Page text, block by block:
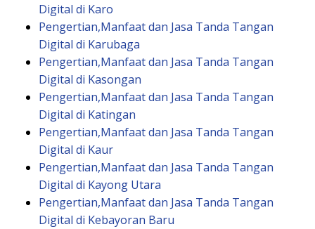
Digital di Karo
Pengertian,Manfaat dan Jasa Tanda Tangan
Digital di Karubaga
Pengertian,Manfaat dan Jasa Tanda Tangan
Digital di Kasongan
Pengertian,Manfaat dan Jasa Tanda Tangan
Digital di Katingan
Pengertian,Manfaat dan Jasa Tanda Tangan
Digital di Kaur
Pengertian,Manfaat dan Jasa Tanda Tangan
Digital di Kayong Utara
Pengertian,Manfaat dan Jasa Tanda Tangan
Digital di Kebayoran Baru